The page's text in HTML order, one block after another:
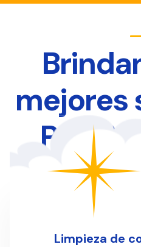
mejores
Para
Limpieza de